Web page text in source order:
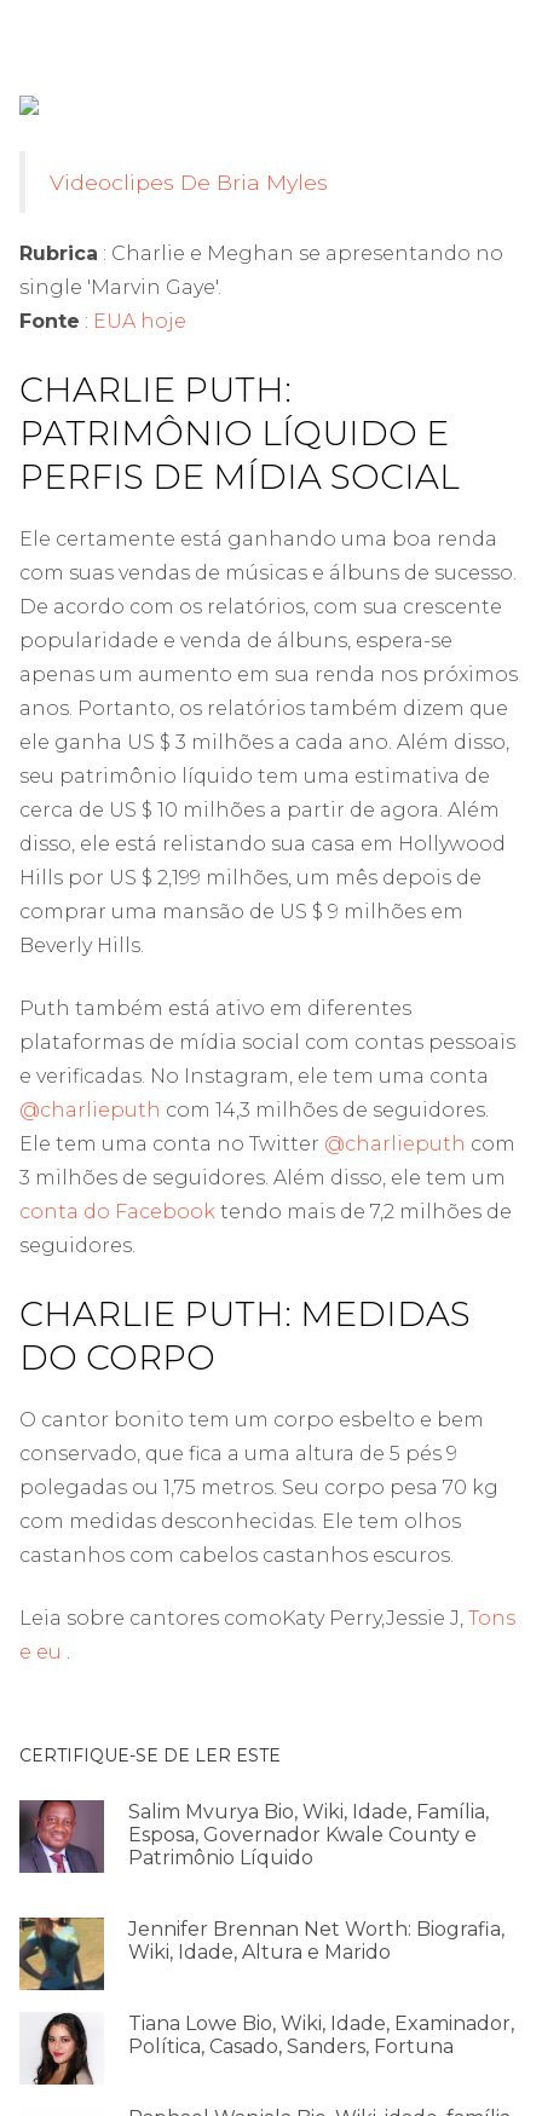
Videoclipes De Bria Myles
Rubrica : Charlie e Meghan se apresentando no
single 'Marvin Gaye'.
Fonte : EUA hoje
CHARLIE PUTH:
PATRIMÔNIO LÍQUIDO E
PERFIS DE MÍDIA SOCIAL
Ele certamente está ganhando uma boa renda
com suas vendas de músicas e álbuns de sucesso.
De acordo com os relatórios, com sua crescente
popularidade e venda de álbuns, espera-se
apenas um aumento em sua renda nos próximos
anos. Portanto, os relatórios também dizem que
ele ganha US $ 3 milhões a cada ano. Além disso,
seu patrimônio líquido tem uma estimativa de
cerca de US $ 10 milhões a partir de agora. Além
disso, ele está relistando sua casa em Hollywood
Hills por US $ 2,199 milhões, um mês depois de
comprar uma mansão de US $ 9 milhões em
Beverly Hills.
Puth também está ativo em diferentes
plataformas de mídia social com contas pessoais
e verificadas. No Instagram, ele tem uma conta
@charlieputh com 14,3 milhões de seguidores.
Ele tem uma conta no Twitter @charlieputh com
3 milhões de seguidores. Além disso, ele tem um
conta do Facebook tendo mais de 7,2 milhões de
seguidores.
CHARLIE PUTH: MEDIDAS
DO CORPO
O cantor bonito tem um corpo esbelto e bem
conservado, que fica a uma altura de 5 pés 9
polegadas ou 1,75 metros. Seu corpo pesa 70 kg
com medidas desconhecidas. Ele tem olhos
castanhos com cabelos castanhos escuros.
Leia sobre cantores comoKaty Perry,Jessie J, Tons
e eu
CERTIFIQUE-SE DE LER ESTE
Salim Mvurya Bio, Wiki, Idade, Família,
Esposa, Governador Kwale County e
Patrimônio Líquido
Jennifer Brennan Net Worth: Biografia,
Wiki, Idade, Altura e Marido
Tiana Lowe Bio, Wiki, Idade, Examinador,
Política, Casado, Sanders, Fortuna